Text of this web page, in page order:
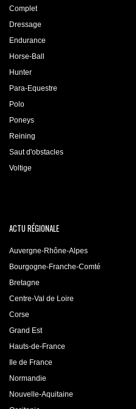
Complet
Dressage
Endurance
Horse-Ball
Hunter
Para-Equestre
Polo
Poneys
Reining
Saut d'obstacles
Voltige
ACTU RÉGIONALE
Auvergne-Rhône-Alpes
Bourgogne-Franche-Comté
Bretagne
Centre-Val de Loire
Corse
Grand Est
Hauts-de-France
Ile de France
Normandie
Nouvelle-Aquitaine